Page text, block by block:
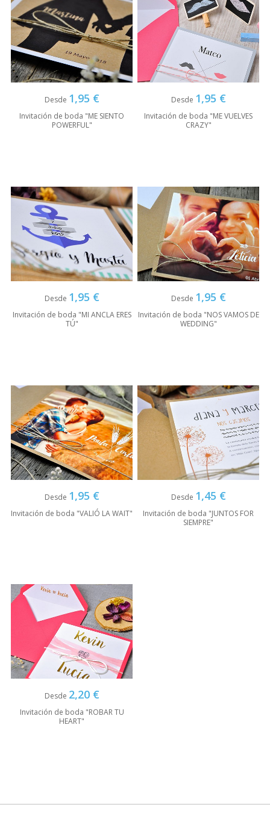
Desde 1,95 €
Invitación de boda "ME SIENTO
POWERFUL"
Desde 1,95 €
Invitación de boda "ME VUELVES
CRAZY"
Desde 1,95 €
Invitación de boda "MI ANCLA ERES
TÚ"
Desde 1,95 €
Invitación de boda "NOS VAMOS DE
WEDDING"
Desde 1,95 €
Invitación de boda "VALIÓ LA WAIT"
Desde 1,45 €
Invitación de boda "JUNTOS FOR
SIEMPRE"
Desde 2,20 €
Invitación de boda "ROBAR TU
HEART"